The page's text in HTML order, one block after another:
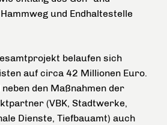
und Endhaltestelle
belaufen sich
auf circa 42 Millionen Euro.
den Maßnahmen der
(VBK, Stadtwerke,
Dienste, Tiefbauamt) auch